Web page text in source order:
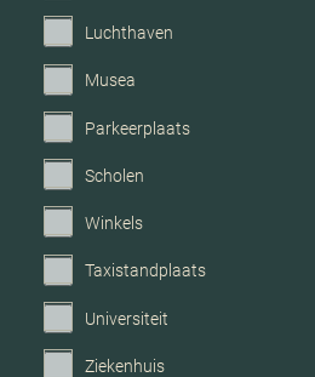
Geen garage
Luchthaven
Musea
Parkeerplaats
Scholen
Winkels
Taxistandplaats
Universiteit
Ziekenhuis